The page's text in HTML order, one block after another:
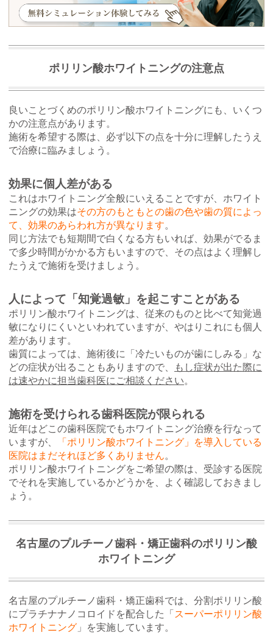
ポリリン酸ホワイトニングの注意点
良いことづくめのポリリン酸ホワイトニングにも、いくつ
かの注意点があります。
施術を希望する際は、必ず以下の点を十分に理解したうえ
で治療に臨みましょう。
効果に個人差がある
これはホワイトニング全般にいえることですが、ホワイト
ニングの効果はその方のもともとの歯の色や歯の質によっ
て、効果のあらわれ方が異なります。
同じ方法でも短期間で白くなる方もいれば、効果がでるま
で多少時間がかかる方もいますので、その点はよく理解し
たうえで施術を受けましょう。
人によって「知覚過敏」を起こすことがある
ポリリン酸ホワイトニングは、従来のものと比べて知覚過
敏になりにくいといわれていますが、やはりこれにも個人
差があります。
歯質によっては、施術後に「冷たいものが歯にしみる」な
どの症状が出ることもありますので、
もし症状が出た際に
は速やかに担当歯科医にご相談ください。
施術を受けられる歯科医院が限られる
近年はどこの歯科医院でもホワイトニング治療を行なって
いますが、
「ポリリン酸ホワイトニング」を導入している
医院はまだそれほど多くありません。
ポリリン酸ホワイトニングをご希望の際は、受診する医院
でそれを実施しているかどうかを、よく確認しておきまし
ょう。
名古屋のプルチーノ歯科・矯正歯科のポリリン酸
ホワイトニング
名古屋のプルチーノ歯科・矯正歯科では、分割ポリリン酸
にプラチナナノコロイドを配合した「スーパーポリリン酸
ホワイトニング 」を実施しています。